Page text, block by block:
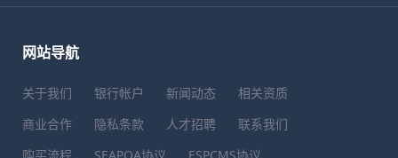
网站导航
关于我们 银行帐户 新闻动态
相关资质
商业合作
隐私条款 人才招聘
联系我们